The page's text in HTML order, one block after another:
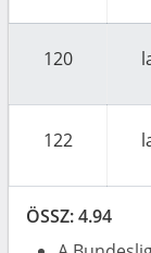
120
122
ÖSSZ: 4.94